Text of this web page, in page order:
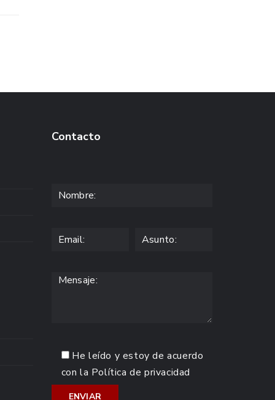
Contacto
He leído y estoy de acuerdo
con la Política de privacidad